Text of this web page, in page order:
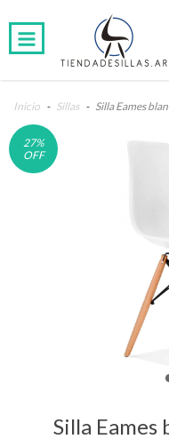
Inicio - Sillas - Silla Eames
27%
OFF
Silla Eames